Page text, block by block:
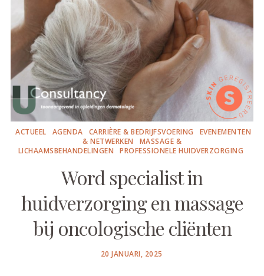
ACTUEEL AGENDA CARRIÈRE & BEDRIJFSVOERING
EVENEMENTEN
& NETWERKEN
MASSAGE &
LICHAAMSBEHANDELINGEN
PROFESSIONELE HUIDVERZORGING
Word specialist in
huidverzorging en massage
bij oncologische cliënten
POSTED
20 JANUARI, 2025